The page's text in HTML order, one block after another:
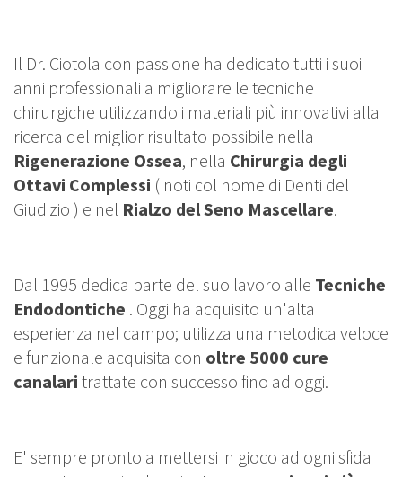
Il Dr. Ciotola con passione ha dedicato tutti i suoi
anni professionali a migliorare le tecniche
chirurgiche utilizzando i materiali più innovativi alla
ricerca del miglior risultato possibile nella
Rigenerazione Ossea, nella Chirurgia degli
Ottavi Complessi ( noti col nome di Denti del
Giudizio ) e nel Rialzo del Seno Mascellare.
Dal 1995 dedica parte del suo lavoro alle Tecniche
Endodontiche . Oggi ha acquisito un'alta
esperienza nel campo; utilizza una metodica veloce
e funzionale acquisita con oltre 5000 cure
canalari trattate con successo fino ad oggi.
E' sempre pronto a mettersi in gioco ad ogni sfida